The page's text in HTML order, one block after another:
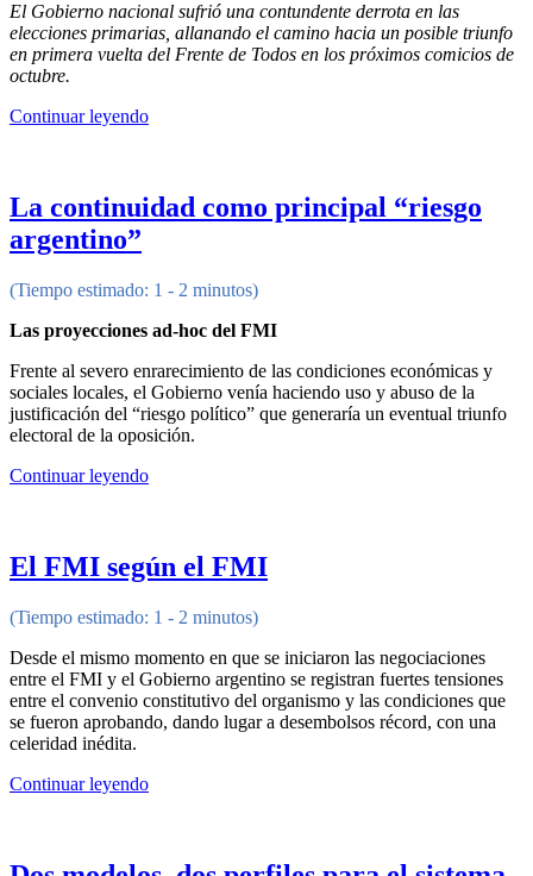
El Gobierno nacional sufrió una contundente derrota en las
elecciones primarias, allanando el camino hacia un posible triunfo
en primera vuelta del Frente de Todos en los próximos comicios de
octubre.
Continuar leyendo
La continuidad como principal “riesgo
argentino”
(Tiempo estimado: 1 - 2 minutos)
Las proyecciones ad-hoc del FMI
Frente al severo enrarecimiento de las condiciones económicas y
sociales locales, el Gobierno venía haciendo uso y abuso de la
justificación del “riesgo político” que generaría un eventual triunfo
electoral de la oposición.
Continuar leyendo
El FMI según el FMI
(Tiempo estimado: 1 - 2 minutos)
Desde el mismo momento en que se iniciaron las negociaciones
entre el FMI y el Gobierno argentino se registran fuertes tensiones
entre el convenio constitutivo del organismo y las condiciones que
se fueron aprobando, dando lugar a desembolsos récord, con una
celeridad inédita.
Continuar leyendo